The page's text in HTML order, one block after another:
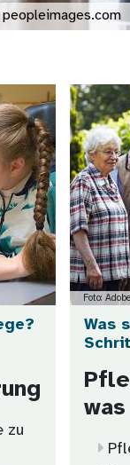
zu
Bild
Foto:
Was